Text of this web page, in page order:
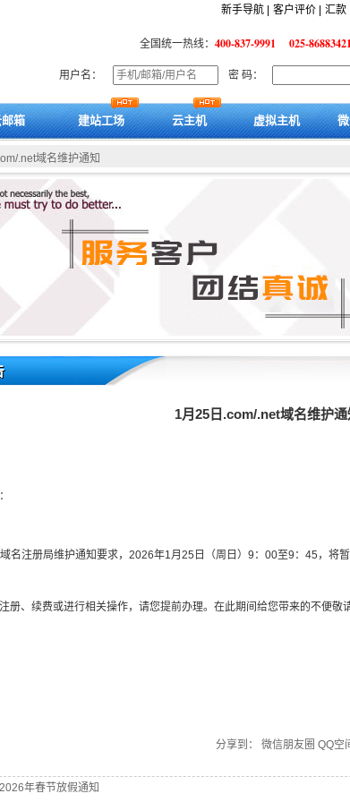
新手导航 | 客户评价 | 汇款 |
全国统一热线： 400-837-9991 025-86883421
用户名： 密 码：
邮箱 建站工场 云主机 虚拟主机
.net域名维护通知
1月25日.com/.net域名维护通
名注册局维护通知要求，2026年1月25日（周日）9：00至9：45，将
册、续费或进行相关操作，请您提前办理。在此期间给您带来的不便敬
分享到： 微信朋友圈 QQ空
2026年春节放假通知